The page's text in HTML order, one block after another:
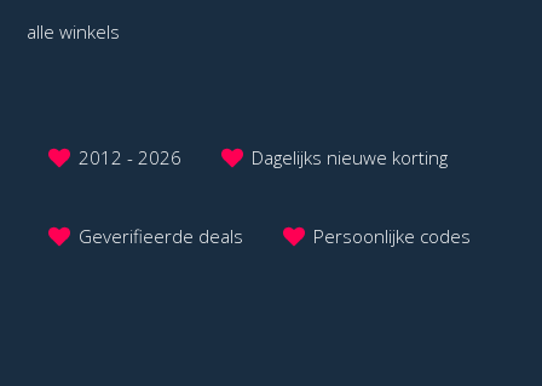
alle winkels
2012 - 2026 Dagelijks nieuwe korting
Geverifieerde deals Persoonlijke codes